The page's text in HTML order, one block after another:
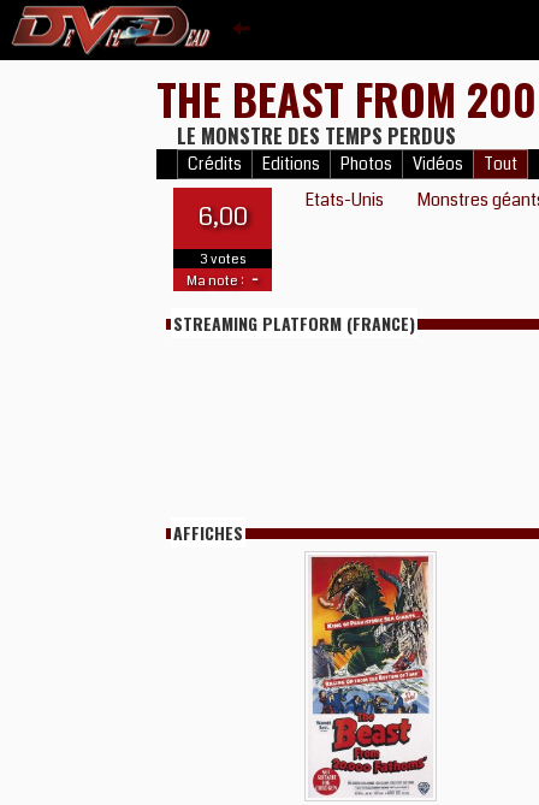
THE BEAST FROM
LE MONSTRE DES TEMPS PERDUS
Crédits Editions Photos Vidéos Tout
6,00
3 votes
Ma note : -
Etats-Unis Monstres
STREAMING PLATFORM (FRANCE)
AFFICHES